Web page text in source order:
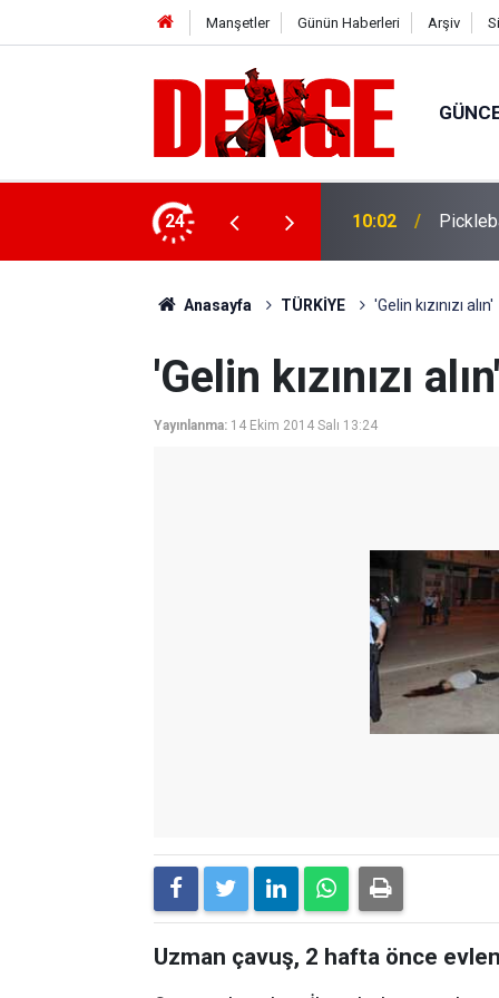
Manşetler Günün Haberleri Arşiv
24 10:02
Anasayfa TÜRKİYE 'Gelin kızınızı alın'
'Gelin kızınızı alın'
Yayınlanma: 14 Ekim 2014 Salı 13:24
Uzman çavuş, 2 hafta önce